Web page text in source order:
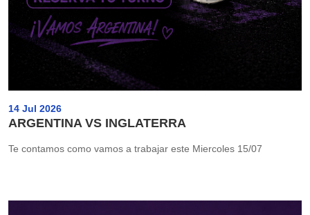
14 Jul 2026
ARGENTINA VS INGLATERRA
Te contamos como vamos a trabajar este Miercoles 15/07